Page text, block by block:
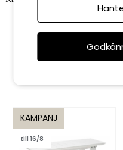
3 536 kr 3 929 kr
KAMPANJ
till 16/8